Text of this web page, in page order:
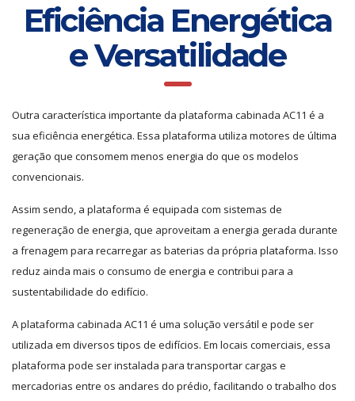
Eficiência Energética
e Versatilidade
Outra característica importante da plataforma cabinada AC11 é a
sua eficiência energética. Essa plataforma utiliza motores de última
geração que consomem menos energia do que os modelos
convencionais.
Assim sendo, a plataforma é equipada com sistemas de
regeneração de energia, que aproveitam a energia gerada durante
a frenagem para recarregar as baterias da própria plataforma. Isso
reduz ainda mais o consumo de energia e contribui para a
sustentabilidade do edifício.
A plataforma cabinada AC11 é uma solução versátil e pode ser
utilizada em diversos tipos de edifícios. Em locais comerciais, essa
plataforma pode ser instalada para transportar cargas e
mercadorias entre os andares do prédio, facilitando o trabalho dos